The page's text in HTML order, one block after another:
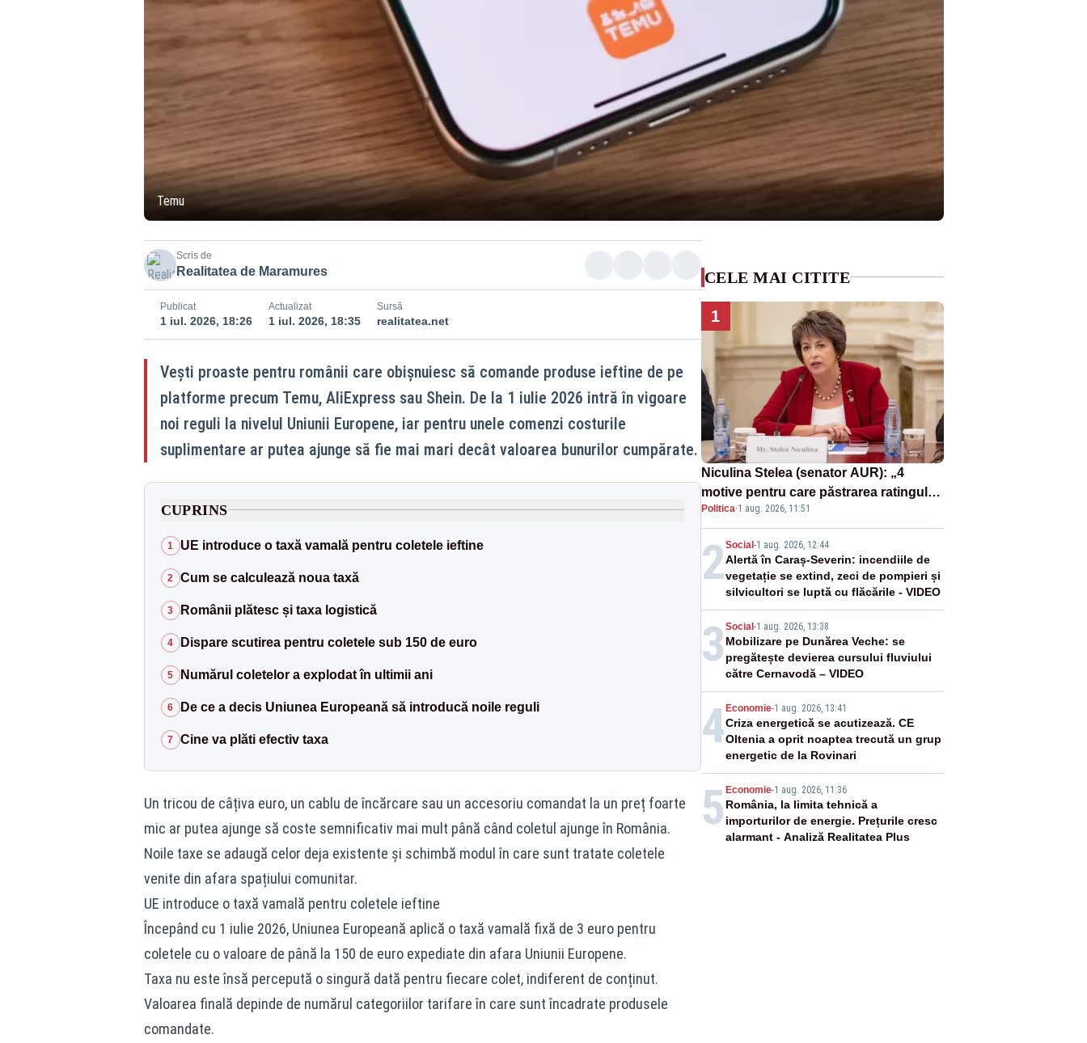
Temu
Scris de
Realitatea de Maramures
Publicat
1 iul. 2026, 18:26
Actualizat
1 iul. 2026, 18:35
Sursă
realitatea.net
Vești proaste pentru românii care obișnuiesc să comande produse ieftine de pe
platforme precum Temu, AliExpress sau Shein. De la 1 iulie 2026 intră în vigoare
noi reguli la nivelul Uniunii Europene, iar pentru unele comenzi costurile
suplimentare ar putea ajunge să fie mai mari decât valoarea bunurilor cumpărate.
CUPRINS
1 UE introduce o taxă vamală pentru coletele ieftine
2 Cum se calculează noua taxă
3 Românii plătesc și taxa logistică
4 Dispare scutirea pentru coletele sub 150 de euro
5 Numărul coletelor a explodat în ultimii ani
6 De ce a decis Uniunea Europeană să introducă noile reguli
7 Cine va plăti efectiv taxa
Un tricou de câțiva euro, un cablu de încărcare sau un accesoriu comandat la un preț foarte
mic ar putea ajunge să coste semnificativ mai mult până când coletul ajunge în România.
Noile taxe se adaugă celor deja existente și schimbă modul în care sunt tratate coletele
venite din afara spațiului comunitar.
UE introduce o taxă vamală pentru coletele ieftine
Începând cu 1 iulie 2026, Uniunea Europeană aplică o taxă vamală fixă de 3 euro pentru
coletele cu o valoare de până la 150 de euro expediate din afara Uniunii Europene.
Taxa nu este însă percepută o singură dată pentru fiecare colet, indiferent de conținut.
Valoarea finală depinde de numărul categoriilor tarifare în care sunt încadrate produsele
comandate.
CELE MAI CITITE
1
Niculina Stelea (senator AUR): „4
motive pentru care păstrarea ratingului
de țară nu este o reușită pentru
Guvernul Bolojan”
Politica·1 aug. 2026, 11:51
2Social-1 aug. 2026, 12:44
Alertă în Caraș-Severin: incendiile de
vegetație se extind, zeci de pompieri și
silvicultori se luptă cu flăcările - VIDEO
3 Social-1 aug. 2026, 13:38
Mobilizare pe Dunărea Veche: se
pregătește devierea cursului fluviului
către Cernavodă – VIDEO
4Economie-1 aug. 2026, 13:41
Criza energetică se acutizează. CE
Oltenia a oprit noaptea trecută un grup
energetic de la Rovinari
5 Economie-1 aug. 2026, 11:36
România, la limita tehnică a
importurilor de energie. Prețurile cresc
alarmant - Analiză Realitatea Plus